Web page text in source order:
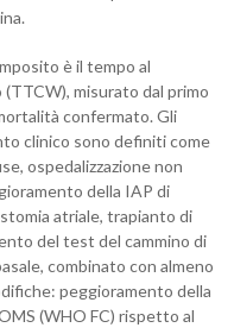
è il tempo al
misurato dal primo
confermato. Gli
clinico sono definiti come
ospedalizzazione non
della IAP di
atriale, trapianto di
del test del cammino di
combinato con almeno
peggioramento della
(WHO FC) rispetto al